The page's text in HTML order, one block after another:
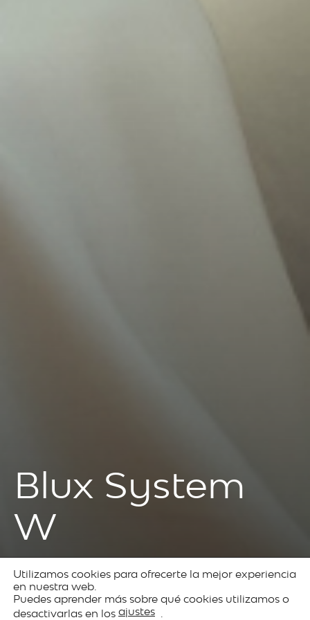
Blux System
W
ProdukteDecorative
lighting
System
Utilizamos cookies para ofrecerte la mejor experiencia
en nuestra web.
Puedes aprender más sobre qué cookies utilizamos o
desactivarlas en los ajustes